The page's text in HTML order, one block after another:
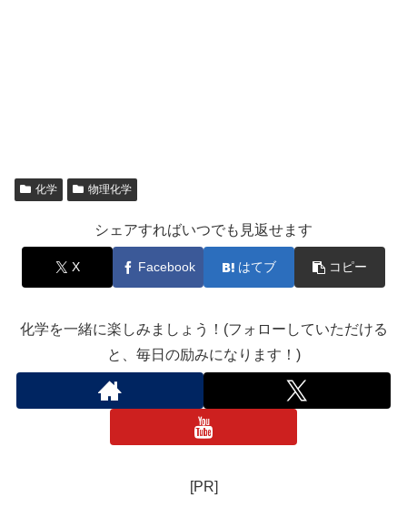
化学 物理化学
シェアすればいつでも見返せます
X Facebook はてブ コピー
化学を一緒に楽しみましょう！(フォローしていただける
と、毎日の励みになります！)
[PR]